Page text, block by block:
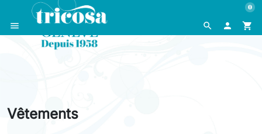
search
menu  shopping_cart
0
Vêtements